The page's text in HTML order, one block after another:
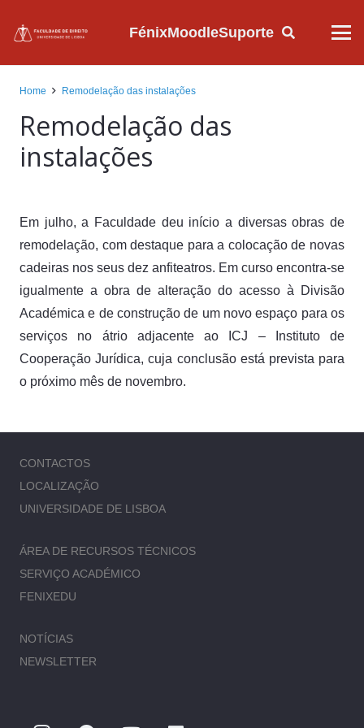
FénixMoodleSuporte
Home Remodelação das instalações
Remodelação das
instalações
Em julho, a Faculdade deu início a diversas obras de
remodelação, com destaque para a colocação de novas
cadeiras nos seus dez anfiteatros. Em curso encontra-se
igualmente a obra de alteração do acesso à Divisão
Académica e de construção de um novo espaço para os
serviços no átrio adjacente ao ICJ – Instituto de
Cooperação Jurídica, cuja conclusão está prevista para
o próximo mês de novembro.
CONTACTOS
LOCALIZAÇÃO
UNIVERSIDADE DE LISBOA
ÁREA DE RECURSOS TÉCNICOS
SERVIÇO ACADÉMICO
FENIXEDU
NOTÍCIAS
NEWSLETTER